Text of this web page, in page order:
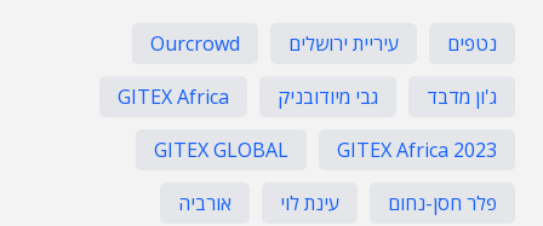
נטפים עיריית ירושלים
Ourcrowd
ג'ון מדבד
גבי מיודובניק
GITEX Africa
GITEX Africa 2023
GITEX GLOBAL
פלר חסן-נחום
עינת לוי אורביה